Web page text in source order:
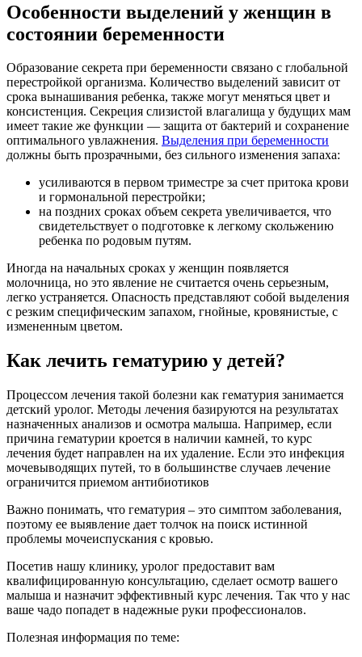
Особенности выделений у женщин в
состоянии беременности
Образование секрета при беременности связано с глобальной
перестройкой организма. Количество выделений зависит от
срока вынашивания ребенка, также могут меняться цвет и
консистенция. Секреция слизистой влагалища у будущих мам
имеет такие же функции — защита от бактерий и сохранение
оптимального увлажнения. Выделения при беременности
должны быть прозрачными, без сильного изменения запаха:
усиливаются в первом триместре за счет притока крови
и гормональной перестройки;
на поздних сроках объем секрета увеличивается, что
свидетельствует о подготовке к легкому скольжению
ребенка по родовым путям.
Иногда на начальных сроках у женщин появляется
молочница, но это явление не считается очень серьезным,
легко устраняется. Опасность представляют собой выделения
с резким специфическим запахом, гнойные, кровянистые, с
измененным цветом.
Как лечить гематурию у детей?
Процессом лечения такой болезни как гематурия занимается
детский уролог. Методы лечения базируются на результатах
назначенных анализов и осмотра малыша. Например, если
причина гематурии кроется в наличии камней, то курс
лечения будет направлен на их удаление. Если это инфекция
мочевыводящих путей, то в большинстве случаев лечение
ограничится приемом антибиотиков
Важно понимать, что гематурия – это симптом заболевания,
поэтому ее выявление дает толчок на поиск истинной
проблемы мочеиспускания с кровью.
Посетив нашу клинику, уролог предоставит вам
квалифицированную консультацию, сделает осмотр вашего
малыша и назначит эффективный курс лечения. Так что у нас
ваше чадо попадет в надежные руки профессионалов.
Полезная информация по теме: